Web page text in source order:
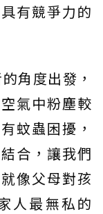
有競爭力的
角度出發，
氣中粉塵較
蚊蟲困擾，
合，讓我們
像父母對孩
人最無私的